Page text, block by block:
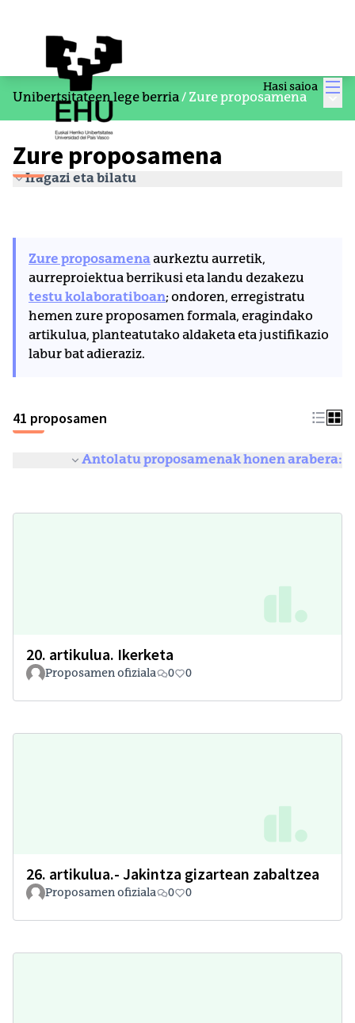
Hasi saioa
Unibertsitateen lege berria/ Zure proposamena
Zure proposamena
Iragazi eta bilatu
Zure proposamenaaurkeztu aurretik,
aurreproiektua berrikusi eta landu dezakezu
testu kolaboratiboan; ondoren, erregistratu
hemen zure proposamen formala, eragindako
artikulua, planteatutako aldaketa eta justifikazio
labur bat adieraziz.
41 proposamen
Antolatu proposamenak honen arabera:
20. artikulua. Ikerketa
Proposamen ofiziala 0 0
26. artikulua.- Jakintza gizartean zabaltzea
Proposamen ofiziala 0 0